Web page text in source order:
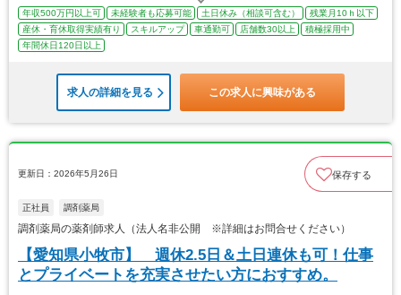
年収500万円以上可 未経験者も応募可能 土日休み（相談可含む）
残業月10ｈ以下
産休・育休取得実績有り
スキルアップ 車通勤可 店舗数30以上
積極採用中
年間休日120日以上
求人の詳細を見る この求人に興味がある
更新日：2026年5月26日 保存する
正社員 調剤薬局
調剤薬局の薬剤師求人（法人名非公開 ※詳細はお問合せください）
【愛知県小牧市】 週休2.5日＆土日連休も可！仕事
とプライベートを充実させたい方におすすめ。